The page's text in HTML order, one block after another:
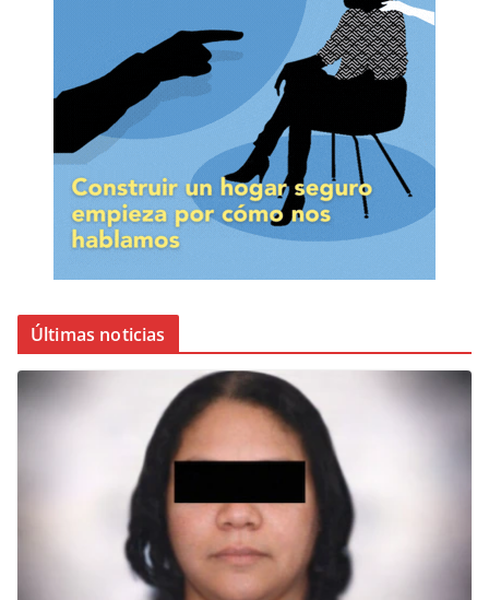
Últimas noticias